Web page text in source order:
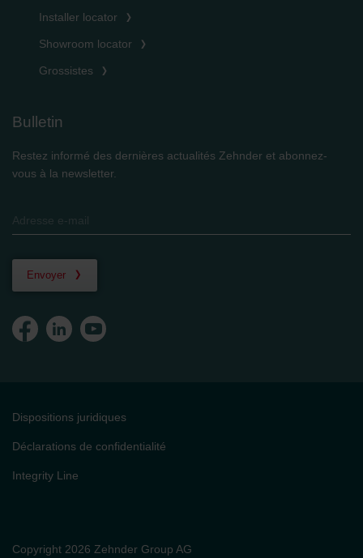
Installer locator
Showroom locator
Grossistes
Bulletin
Restez informé des dernières actualités Zehnder et abonnez-
vous à la newsletter.
Envoyer
Copyright 2026 Zehnder Group AG
Dispositions juridiques
Déclarations de confidentialité
Integrity Line